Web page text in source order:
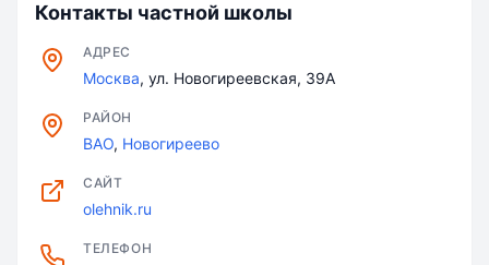
Контакты частной школы
АДРЕС
Москва, ул. Новогиреевская, 39А
РАЙОН
ВАО, Новогиреево
САЙТ
olehnik.ru
ТЕЛЕФОН